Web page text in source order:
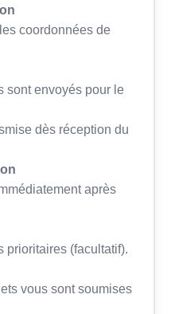
coordonnées de
sont envoyés pour le
dès réception du
après
prioritaires (facultatif).
vous sont soumises